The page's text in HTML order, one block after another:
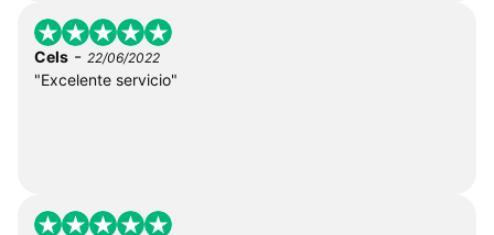
Cels - 22/06/2022
"Excelente servicio"